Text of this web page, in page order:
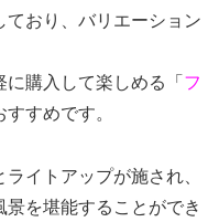
ており、バリエーション
購入して楽しめる「 フ
すすめです。
イトアップが施され、
を堪能することができ